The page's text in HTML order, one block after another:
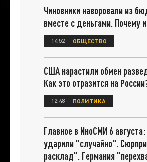
Чиновники наворовали из
вместе с деньгами. Почему
14:52 ОБЩЕСТВО
США нарастили обмен
Как это отразится на
12:48 ПОЛИТИКА
Главное в ИноСМИ 6
ударили "случайно".
расклад". Германия